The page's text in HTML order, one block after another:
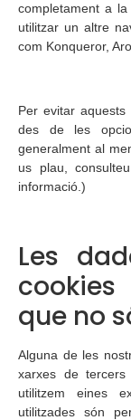
completament a
utilitzar un altre
com Konqueror,
Per evitar aquests
des de les
generalment al
us plau,
informació.)
Les
que no
Alguna de les
xarxes de
utilitzem eines
utilitzades són